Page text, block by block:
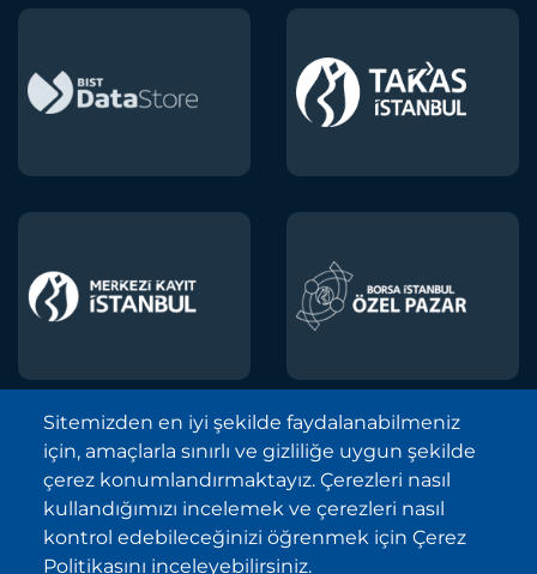
Borsa İstanbul A.Ş. © 2013-2025
Tüm Hakları Saklıdır.
Telif Hakkı ve Çekince İhbarı Bildirimi
Sitemizden en iyi şekilde faydalanabilmeniz
için, amaçlarla sınırlı ve gizliliğe uygun şekilde
çerez konumlandırmaktayız. Çerezleri nasıl
kullandığımızı incelemek ve çerezleri nasıl
kontrol edebileceğinizi öğrenmek için Çerez
Politikasını inceleyebilirsiniz.